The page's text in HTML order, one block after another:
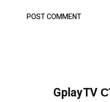
GplayTV